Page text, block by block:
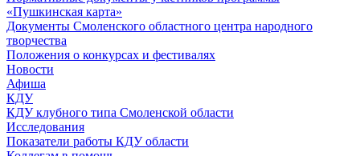
«Пушкинская карта»
Документы Смоленского областного центра народного
творчества
Положения о конкурсах и фестивалях
Новости
Афиша
КДУ
КДУ клубного типа Смоленской области
Исследования
Показатели работы КДУ области